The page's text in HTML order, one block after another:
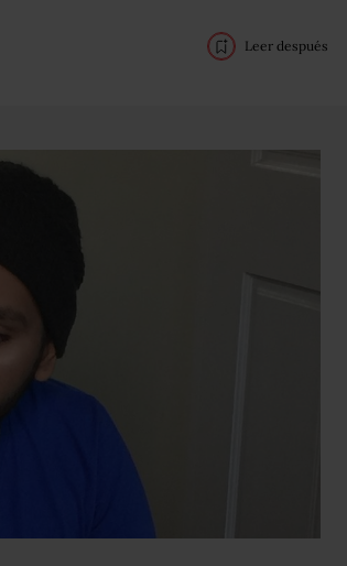
Leer después